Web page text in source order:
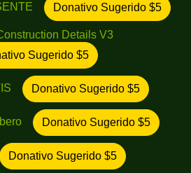
Donativo Sugerido $5
Details V3
Sugerido $5
Donativo Sugerido $5
Donativo Sugerido $5
Donativo Sugerido $5